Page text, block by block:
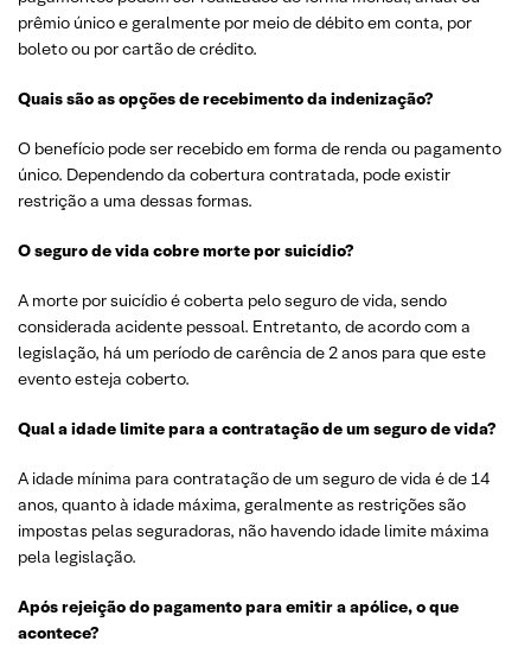
prêmio único e geralmente por meio de débito em conta, por
boleto ou por cartão de crédito.
Quais são as opções de recebimento da indenização?
O benefício pode ser recebido em forma de renda ou pagamento
único. Dependendo da cobertura contratada, pode existir
restrição a uma dessas formas.
O seguro de vida cobre morte por suicídio?
A morte por suicídio é coberta pelo seguro de vida, sendo
considerada acidente pessoal. Entretanto, de acordo com a
legislação, há um período de carência de 2 anos para que este
evento esteja coberto.
Qual a idade limite para a contratação de um seguro de vida?
A idade mínima para contratação de um seguro de vida é de 14
anos, quanto à idade máxima, geralmente as restrições são
impostas pelas seguradoras, não havendo idade limite máxima
pela legislação.
Após rejeição do pagamento para emitir a apólice, o que
acontece?